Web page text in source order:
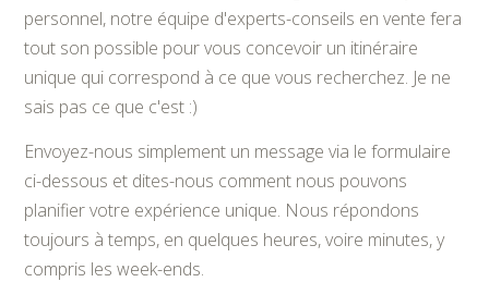
CONTACTS
personnel, notre équipe d'experts-conseils en vente fera
tout son possible pour vous concevoir un itinéraire
unique qui correspond à ce que vous recherchez. Je ne
sais pas ce que c'est :)
Envoyez-nous simplement un message via le formulaire
ci-dessous et dites-nous comment nous pouvons
planifier votre expérience unique. Nous répondons
toujours à temps, en quelques heures, voire minutes, y
compris les week-ends.